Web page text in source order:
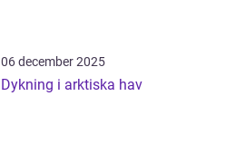
06 december 2025
Dykning i arktiska hav